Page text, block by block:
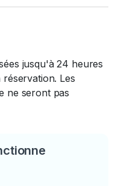
jusqu'à 24 heures
Les
ne seront pas